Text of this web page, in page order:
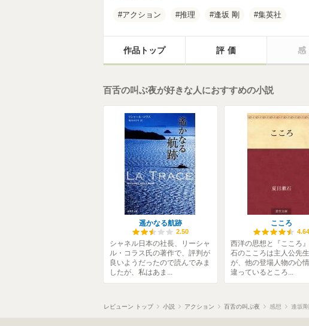
アクション 推理 逢坂 剛 集英社
作品トップ 評価 感
百舌の叫ぶ夜が好きな人におすすめの小説
遥かなる航跡
2.50
シャネル日本の社長、リーシャ
ル・コラス氏の著作で、評判が
良いようだったので読んでみま
したが、私はあま...
こころ
4.64
西洋の思想と『こころ
石のこころは主人公先
が、他の登場人物の心
違っているところ...
レビューン トップ 小説 アクション 百舌の叫ぶ夜 感想 逢坂